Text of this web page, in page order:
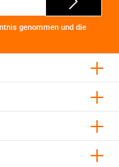
genommen und die